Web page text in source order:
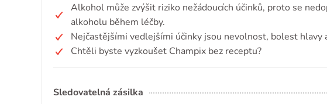
Alkohol může zvýšit riziko nežádoucích účinků, proto se
alkoholu během léčby.
Nejčastějšími vedlejšími účinky jsou nevolnost, bolest hlavy
Chtěli byste vyzkoušet Champix bez receptu?
Sledovatelná zásilka